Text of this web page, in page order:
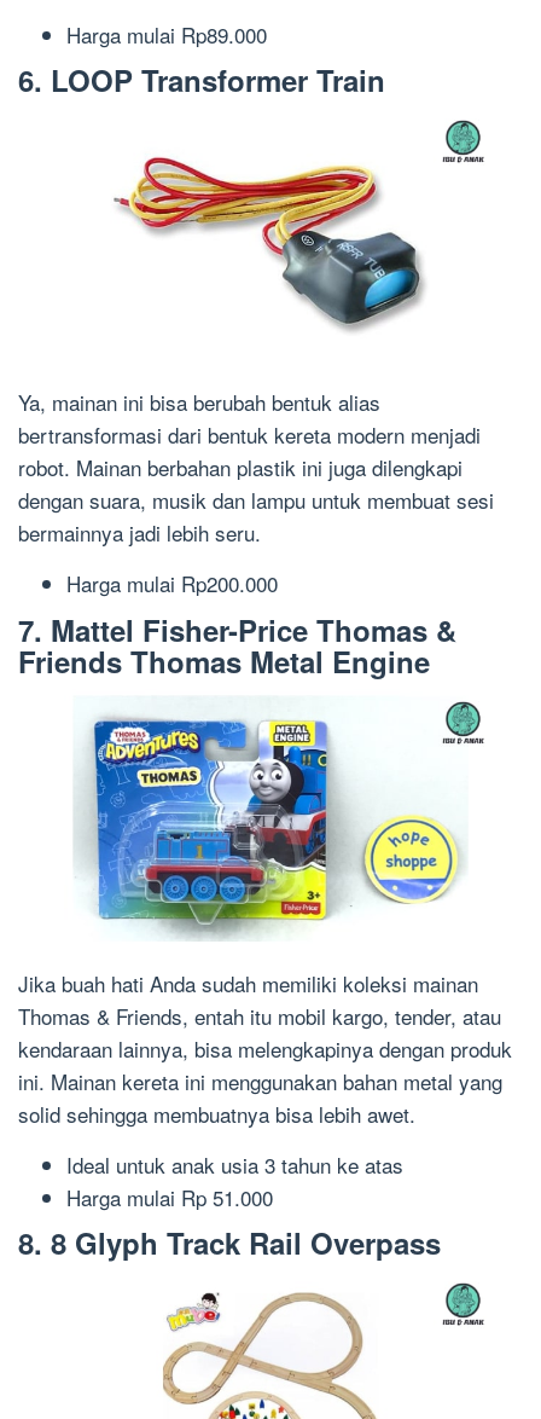
Harga mulai Rp89.000
6. LOOP Transformer Train
Ya, mainan ini bisa berubah bentuk alias
bertransformasi dari bentuk kereta modern menjadi
robot. Mainan berbahan plastik ini juga dilengkapi
dengan suara, musik dan lampu untuk membuat sesi
bermainnya jadi lebih seru.
Harga mulai Rp200.000
7. Mattel Fisher-Price Thomas &
Friends Thomas Metal Engine
Jika buah hati Anda sudah memiliki koleksi mainan
Thomas & Friends, entah itu mobil kargo, tender, atau
kendaraan lainnya, bisa melengkapinya dengan produk
ini. Mainan kereta ini menggunakan bahan metal yang
solid sehingga membuatnya bisa lebih awet.
Ideal untuk anak usia 3 tahun ke atas
Harga mulai Rp 51.000
8. 8 Glyph Track Rail Overpass